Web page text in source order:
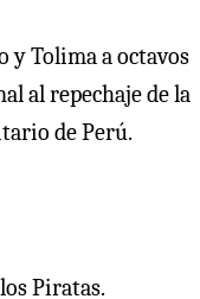
al repechaje de la
de Perú.
Piratas.